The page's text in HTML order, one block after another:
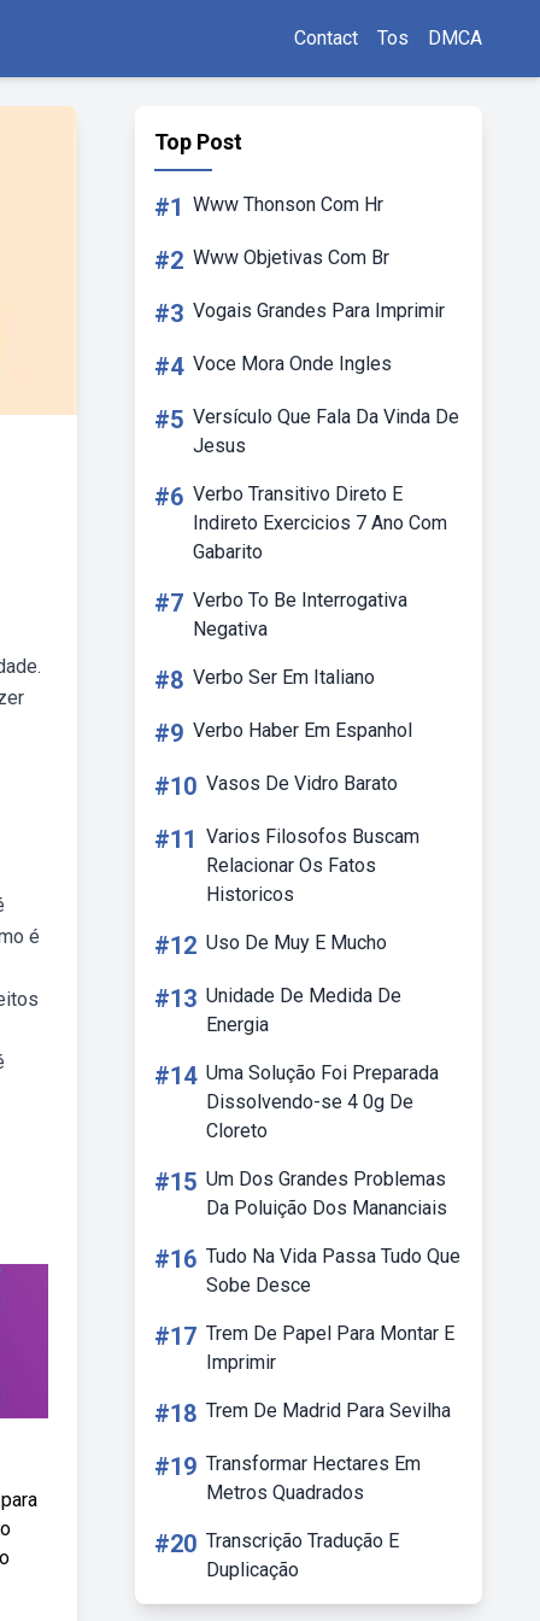
Contact Tos DMCA
é
Top Post
#1 Www Thonson Com Hr
#2 Www Objetivas Com Br
#3 Vogais Grandes Para Imprimir
#4 Voce Mora Onde Ingles
#5 Versículo Que Fala Da Vinda De
Jesus
#6 Verbo Transitivo Direto E
Indireto Exercicios 7 Ano Com
Gabarito
#7 Verbo To Be Interrogativa
Negativa
#8 Verbo Ser Em Italiano
#9 Verbo Haber Em Espanhol
#10 Vasos De Vidro Barato
#11 Varios Filosofos Buscam
Relacionar Os Fatos
Historicos
#12 Uso De Muy E Mucho
#13 Unidade De Medida De
Energia
#14 Uma Solução Foi Preparada
Dissolvendo-se 4 0g De
Cloreto
#15 Um Dos Grandes Problemas
Da Poluição Dos Mananciais
#16 Tudo Na Vida Passa Tudo Que
Sobe Desce
#17 Trem De Papel Para Montar E
Imprimir
#18 Trem De Madrid Para Sevilha
#19 Transformar Hectares Em
Metros Quadrados
#20 Transcrição Tradução E
Duplicação